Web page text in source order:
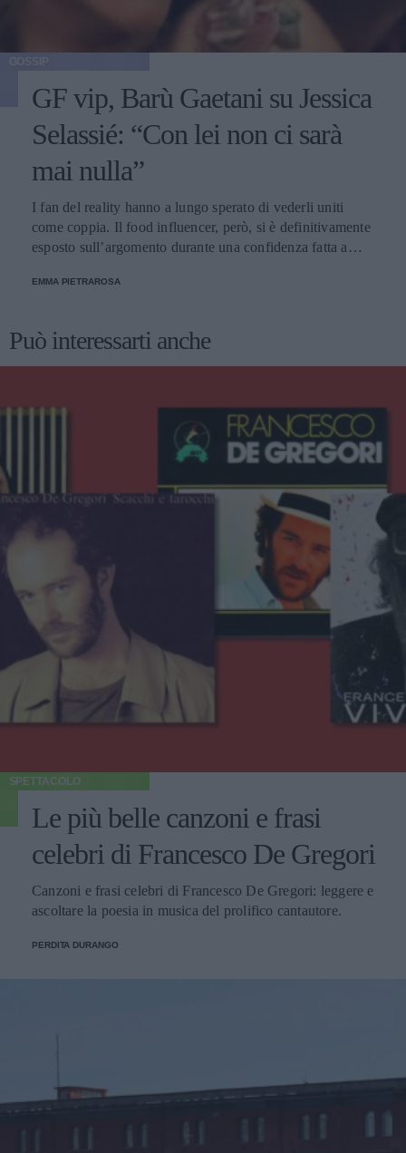
GF vip, Barù Gaetani su Jessica
Selassié: “Con lei non ci sarà
mai nulla”
I fan del reality hanno a lungo sperato di vederli uniti
come coppia. Il food influencer, però, si è definitivamente
esposto sull’argomento durante una confidenza fatta a
EMMA PIETRAROSA
Può interessarti anche
SPETTACOLO
Le più belle canzoni e frasi
celebri di Francesco De Gregori
Canzoni e frasi celebri di Francesco De Gregori: leggere e
ascoltare la poesia in musica del prolifico cantautore.
PERDITA DURANGO